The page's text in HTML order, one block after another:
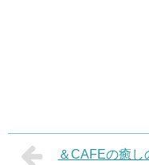
＆CAFEの癒し